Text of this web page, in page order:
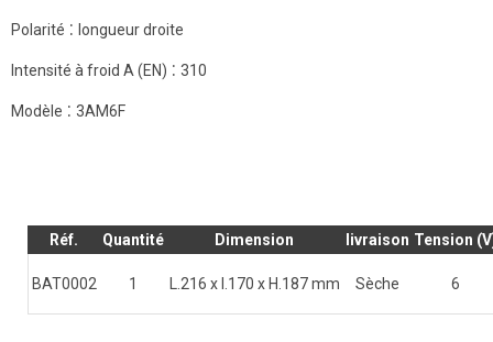
Polarité : longueur droite
Intensité à froid A (EN) : 310
Modèle : 3AM6F
Réf. Quantité Dimension livraison Tension
BAT0002 1 L.216 x l.170 x H.187 mm Sèche 6